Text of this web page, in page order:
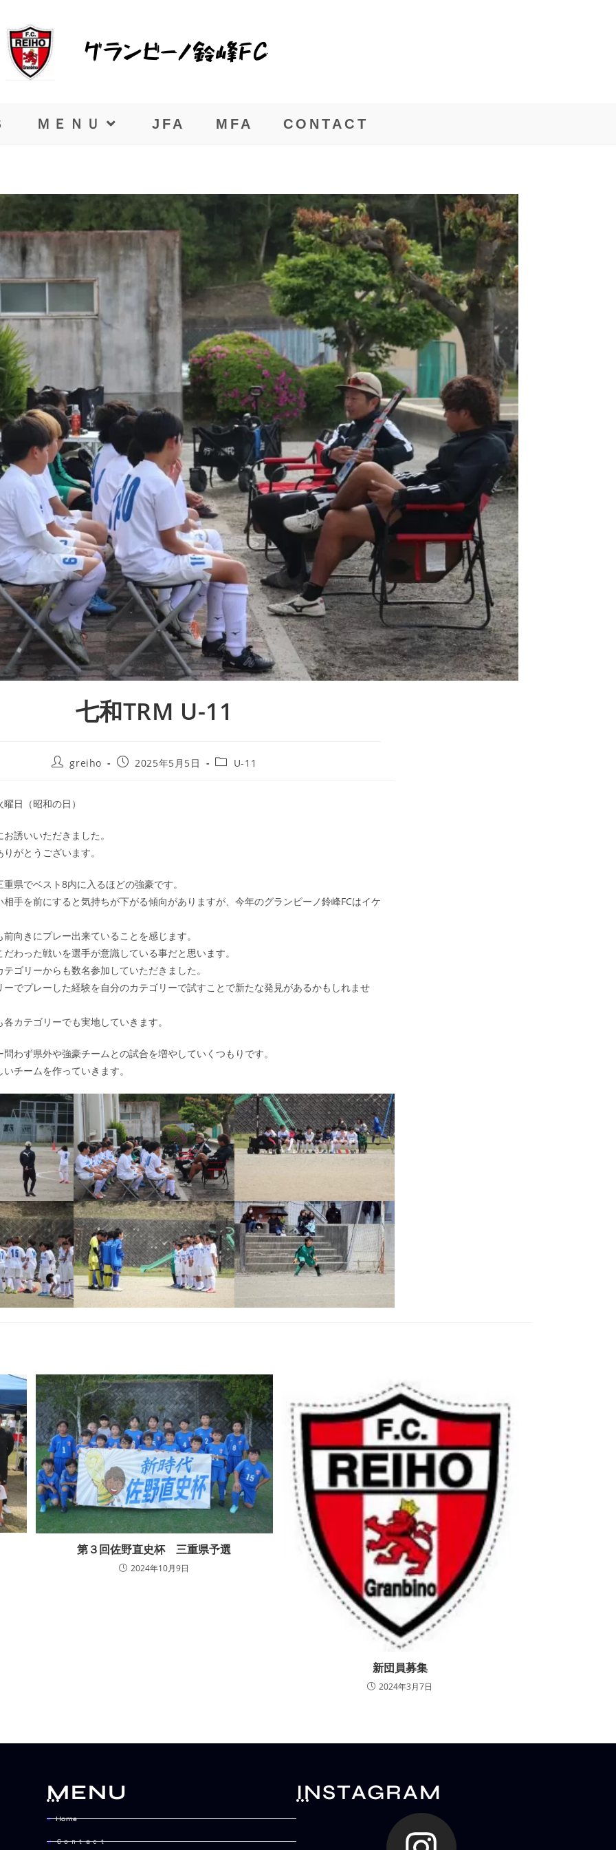
ＭＥＮＵ JFA MFA CONTACT
七和TRM U-11
greiho 2025年5月5日 U-11
日（昭和の日）
誘いいただきました。
がとうございます。
県でベスト8内に入るほどの強豪です。
手を前にすると気持ちが下がる傾向がありますが、今年のグランビーノ鈴峰FCはイケ
向きにプレー出来ていることを感じます。
わった戦いを選手が意識している事だと思います。
ゴリーからも数名参加していただきました。
ーでプレーした経験を自分のカテゴリーで試すことで新たな発見があるかもしれませ
カテゴリーでも実地していきます。
わず県外や強豪チームとの試合を増やしていくつもりです。
チームを作っていきます。
第３回佐野直史杯 三重県予選
2024年10月9日
新団員募集
2024年3月7日
MENU
Home
Ｃｏｎｔａｃｔ
INSTAGRAM